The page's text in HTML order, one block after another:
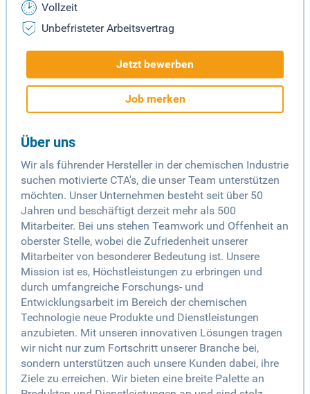
Vollzeit
Unbefristeter Arbeitsvertrag
Jetzt bewerben
Job merken
Über uns
Wir als führender Hersteller in der chemischen Industrie
suchen motivierte CTA's, die unser Team unterstützen
möchten. Unser Unternehmen besteht seit über 50
Jahren und beschäftigt derzeit mehr als 500
Mitarbeiter. Bei uns stehen Teamwork und Offenheit an
oberster Stelle, wobei die Zufriedenheit unserer
Mitarbeiter von besonderer Bedeutung ist. Unsere
Mission ist es, Höchstleistungen zu erbringen und
durch umfangreiche Forschungs- und
Entwicklungsarbeit im Bereich der chemischen
Technologie neue Produkte und Dienstleistungen
anzubieten. Mit unseren innovativen Lösungen tragen
wir nicht nur zum Fortschritt unserer Branche bei,
sondern unterstützen auch unsere Kunden dabei, ihre
Ziele zu erreichen. Wir bieten eine breite Palette an